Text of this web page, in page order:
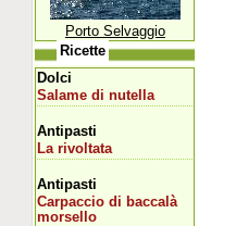
Porto Selvaggio
Ricette
Dolci
Salame di nutella
Antipasti
La rivoltata
Antipasti
Carpaccio di baccalà
morsello